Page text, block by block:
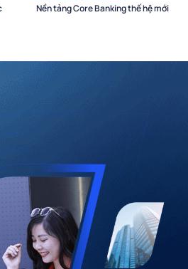
Nền tảng Core Banking thế hệ mới